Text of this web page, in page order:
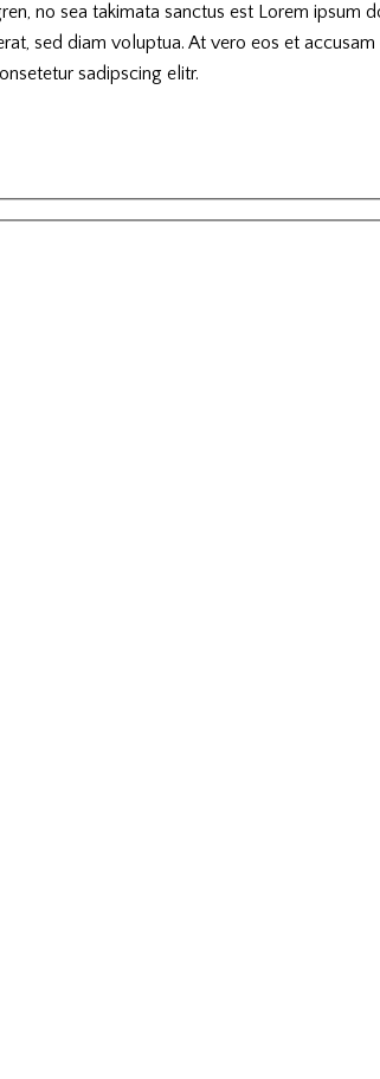
no sea takimata sanctus est Lorem ipsum
sed diam voluptua. At vero eos et
sadipscing elitr.